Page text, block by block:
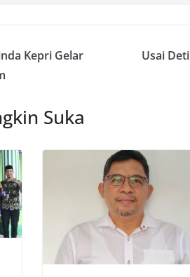
Kepri Gelar
Usai
Suka